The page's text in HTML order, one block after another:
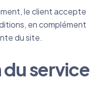
le client accepte
en complément
du site.
service